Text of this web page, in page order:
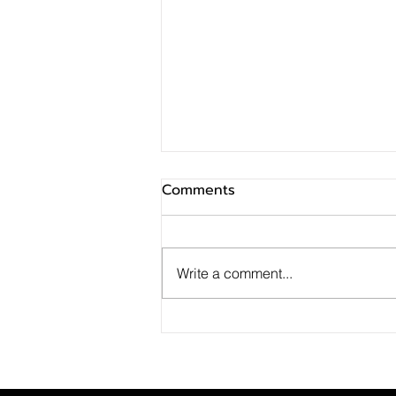
SINO ประกาศ Q2/69 ทำกำไร
Comments
Write a comment...